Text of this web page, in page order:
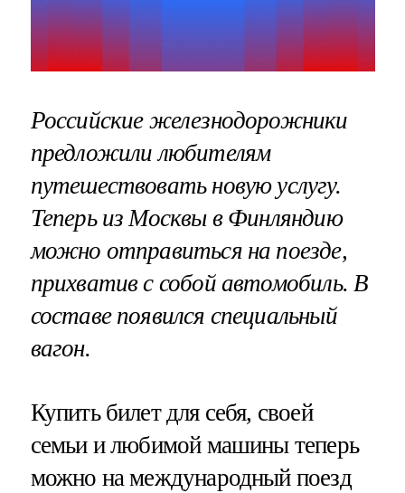
Российские железнодорожники
предложили любителям
путешествовать новую услугу.
Теперь из Москвы в Финляндию
можно отправиться на поезде,
прихватив с собой автомобиль. В
составе появился специальный
вагон.
Купить билет для себя, своей
семьи и любимой машины теперь
можно на международный поезд